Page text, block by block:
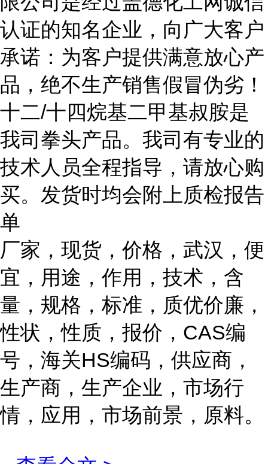
认证的知名企业，向广大客户
承诺：为客户提供满意放心产
品，绝不生产销售假冒伪劣！
十二/十四烷基二甲基叔胺是
我司拳头产品。我司有专业的
技术人员全程指导，请放心购
买。发货时均会附上质检报告
单
厂家，现货，价格，武汉，便
宜，用途，作用，技术，含
量，规格，标准，质优价廉，
性状，性质，报价，CAS编
号，海关HS编码，供应商，
生产商，生产企业，市场行
情，应用，市场前景，原料。